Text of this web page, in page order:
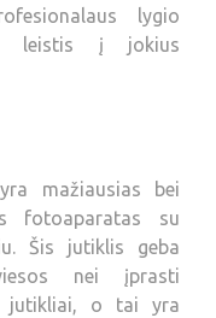
lygio
leistis į jokius
mažiausias bei
fotoaparatas su
Šis jutiklis geba
nei įprasti
jutikliai, o tai yra